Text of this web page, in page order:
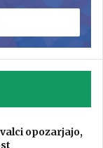
opozarjajo,